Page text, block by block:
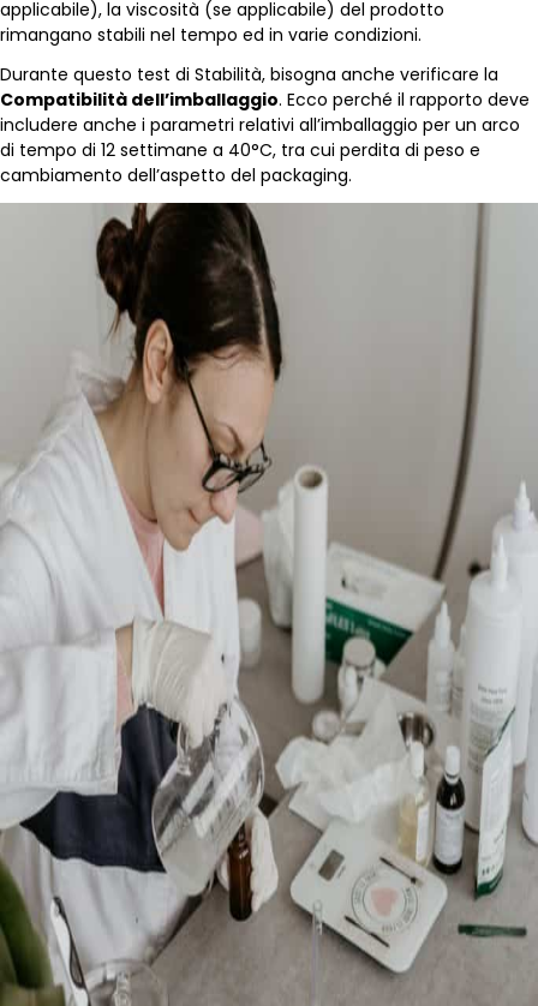
applicabile), la viscosità (se applicabile) del prodotto
rimangano stabili nel tempo ed in varie condizioni.
Durante questo test di Stabilità, bisogna anche verificare la
Compatibilità dell’imballaggio. Ecco perché il rapporto deve
includere anche i parametri relativi all’imballaggio per un arco
di tempo di 12 settimane a 40°C, tra cui perdita di peso e
cambiamento dell’aspetto del packaging.